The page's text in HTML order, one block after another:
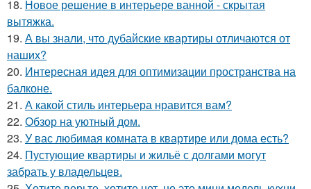
18. Новое решение в интерьере ванной - скрытая
вытяжка.
19. А вы знали, что дубайские квартиры отличаются от
наших?
20. Интересная идея для оптимизации пространства на
балконе.
21. А какой стиль интерьера нравится вам?
22. Обзор на уютный дом.
23. У вас любимая комната в квартире или дома есть?
24. Пустующие квартиры и жильё с долгами могут
забрать у владельцев.